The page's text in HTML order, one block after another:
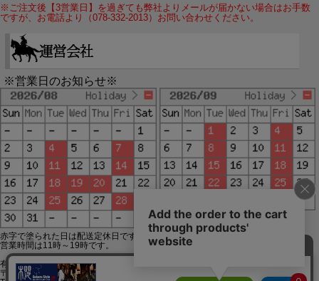
※ご注文後【3営業日】を過ぎても弊社よりメールが届かない場合はお手数
ですが、お電話より（078-332-2013）お問い合わせください。
※営業日のお知らせ※
赤字で塗られた日は配送定休日です。
営業時間は11時～19時です。
有限会社ジップジップ SakuraStyle通販事業部
〒650-0021 神戸市中央区三宮町3-9-19イトウビル1,4F